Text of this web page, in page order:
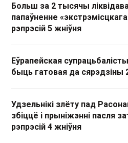
Больш за 2 тысячы
папаўненне
рэпрэсій 5 жніўня
Еўрапейская
быць гатовая да сярэдзіны
Удзельнікі злёту пад
збіццё і прыніжэнні пасля
рэпрэсій 4 жніўня